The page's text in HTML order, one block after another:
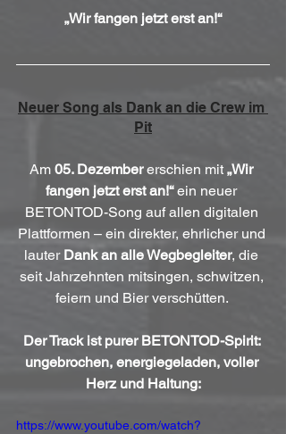
„Wir fangen jetzt erst an!“
Neuer Song als Dank an die Crew im
Pit
Am 05. Dezember erschien mit „Wir
fangen jetzt erst an!“ ein neuer
BETONTOD-Song auf allen digitalen
Plattformen – ein direkter, ehrlicher und
lauter Dank an alle Wegbegleiter, die
seit Jahrzehnten mitsingen, schwitzen,
feiern und Bier verschütten.
Der Track ist purer BETONTOD-Spirit:
ungebrochen, energiegeladen, voller
Herz und Haltung:
https://www.youtube.com/watch?